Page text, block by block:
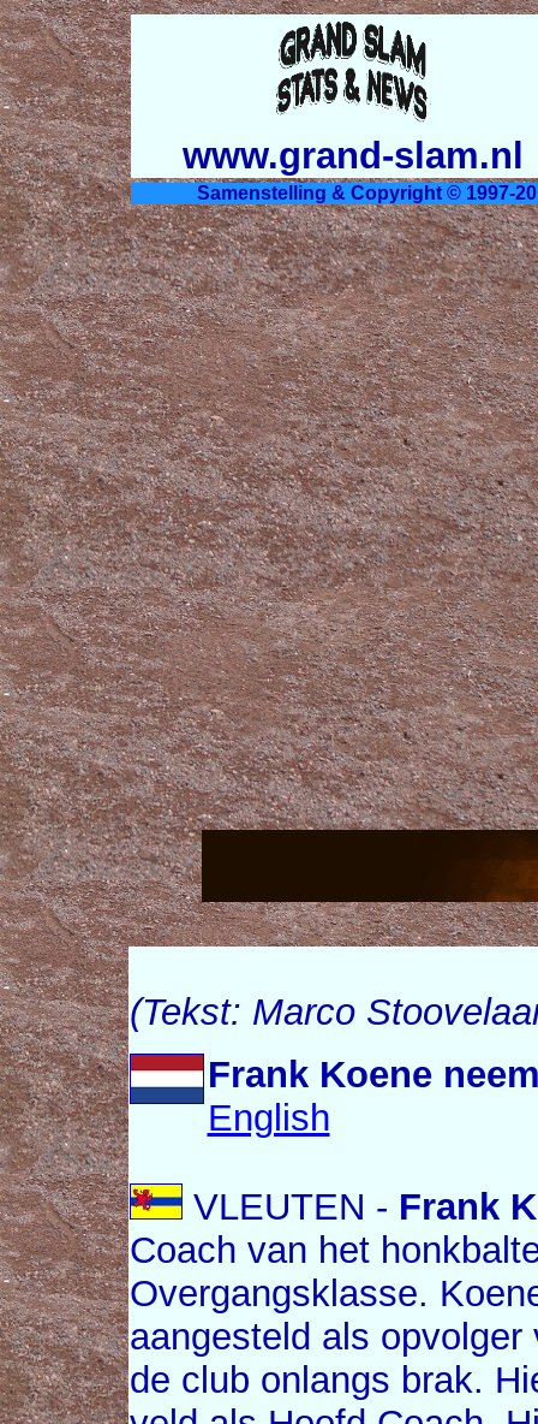
www.grand-slam.nl
Samenstelling & Copyright © 1997-
(Tekst: Marco
Frank Koene
English
VLEUTEN - Frank
Coach van het
Overgangsklasse.
aangesteld als
de club onlangs brak.